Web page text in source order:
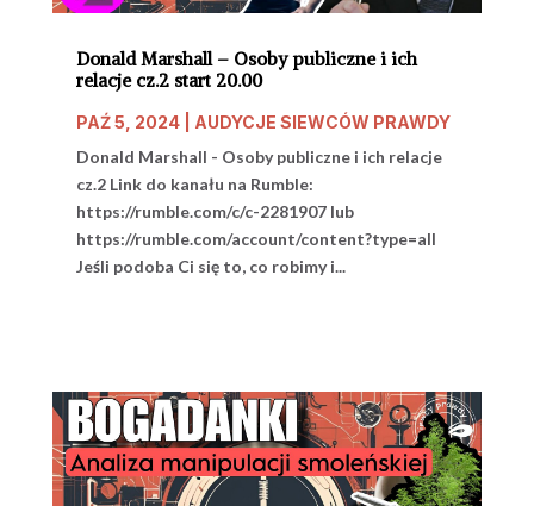
Donald Marshall – Osoby publiczne i ich
relacje cz.2 start 20.00
PAŹ 5, 2024| AUDYCJE SIEWCÓW PRAWDY
Donald Marshall - Osoby publiczne i ich relacje
cz.2 Link do kanału na Rumble:
https://rumble.com/c/c-2281907 lub
https://rumble.com/account/content?type=all
Jeśli podoba Ci się to, co robimy i...